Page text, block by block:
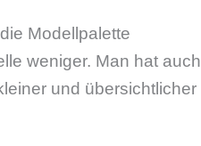
Modellpalette
weniger. Man hat auch
und übersichtlicher